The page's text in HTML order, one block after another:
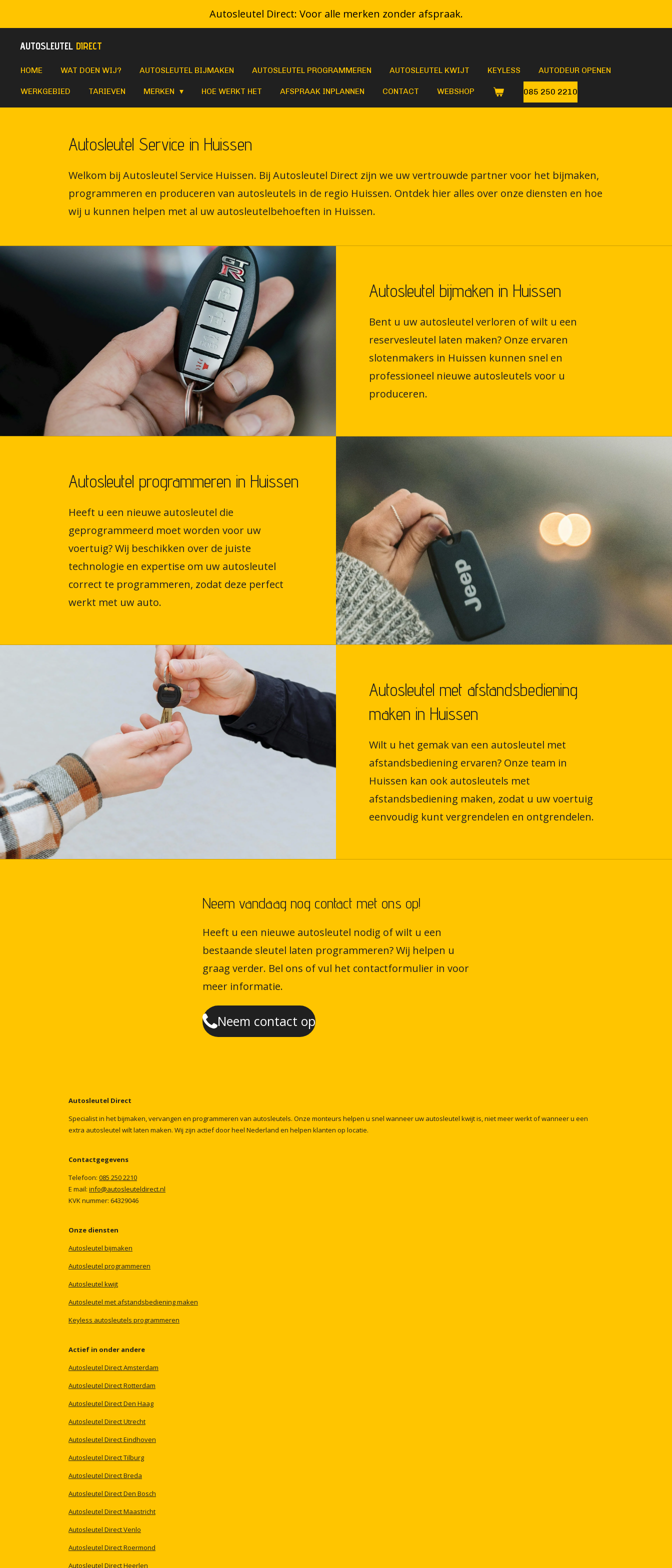
direct
naar
Autosleutel Direct: Voor alle merken zonder afspraak.
AUTOSLEUTEL DIRECT
HOME WAT DOEN WIJ? AUTOSLEUTEL BIJMAKEN AUTOSLEUTEL PROGRAMMEREN AUTOSLEUTEL KWIJT KEYLESS AUTODEUR OPENEN
WERKGEBIED TARIEVEN MERKEN HOE WERKT HET AFSPRAAK INPLANNEN CONTACT WEBSHOP 085 250 2210
Autosleutel Service in Huissen
Welkom bij Autosleutel Service Huissen. Bij Autosleutel Direct zijn we uw vertrouwde partner voor het bijmaken,
programmeren en produceren van autosleutels in de regio Huissen. Ontdek hier alles over onze diensten en hoe
wij u kunnen helpen met al uw autosleutelbehoeften in Huissen.
Autosleutel bijmaken in Huissen
Bent u uw autosleutel verloren of wilt u een
reservesleutel laten maken? Onze ervaren
slotenmakers in Huissen kunnen snel en
professioneel nieuwe autosleutels voor u
produceren.
Autosleutel programmeren in Huissen
Heeft u een nieuwe autosleutel die
geprogrammeerd moet worden voor uw
voertuig? Wij beschikken over de juiste
technologie en expertise om uw autosleutel
correct te programmeren, zodat deze perfect
werkt met uw auto.
Autosleutel met afstandsbediening
maken in Huissen
Wilt u het gemak van een autosleutel met
afstandsbediening ervaren? Onze team in
Huissen kan ook autosleutels met
afstandsbediening maken, zodat u uw voertuig
eenvoudig kunt vergrendelen en ontgrendelen.
Neem vandaag nog contact met ons op!
Heeft u een nieuwe autosleutel nodig of wilt u een
bestaande sleutel laten programmeren? Wij helpen u
graag verder. Bel ons of vul het contactformulier in voor
meer informatie.
Neem contact op
Autosleutel Direct
Specialistin hetbijmaken,vervangen en programmeren van autosleutels. Onze monteurs helpen u snel wanneeruw autosleutel kwijtis,nietmeerwerktofwanneeru een
extra autosleutel wiltlaten maken. Wij zijn actiefdoorheel Nederland en helpen klanten op locatie.
Contactgegevens
Telefoon: 085 2502210
E mail: info@autosleuteldirect.nl
KVKnummer: 64329046
Onze diensten
Autosleutel bijmaken
Autosleutel programmeren
Autosleutel kwijt
Autosleutel met afstandsbedieningmaken
Keyless autosleutels programmeren
Actief in onder andere
Autosleutel DirectAmsterdam
Autosleutel DirectRotterdam
Autosleutel DirectDen Haag
Autosleutel DirectUtrecht
Autosleutel DirectEindhoven
Autosleutel DirectTilburg
Autosleutel DirectBreda
Autosleutel DirectDen Bosch
Autosleutel DirectMaastricht
Autosleutel DirectVenlo
Autosleutel DirectRoermond
Autosleutel DirectHeerlen